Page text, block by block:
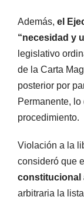
Además, el
“necesidad y
legislativo
de la Carta
posterior por
Permanente,
procedimiento.
Violación a la
consideró que
constitucional
arbitraria la